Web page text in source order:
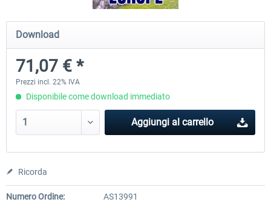
Mega Airport Frankfurt V2.0
30,71 € *
Mega Airport Berlin
Download
71,07 € *
Prezzi incl. 22% IVA
Disponibile come download immediato
Aggiungi al carrello
Ricorda
Numero Ordine:
AS13991